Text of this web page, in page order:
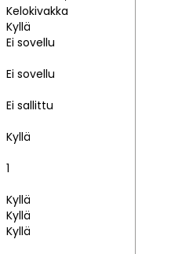
Kelokivakka
Kyllä
Ei sovellu
Ei sovellu
Ei sallittu
Kyllä
1
Kyllä
Kyllä
Kyllä